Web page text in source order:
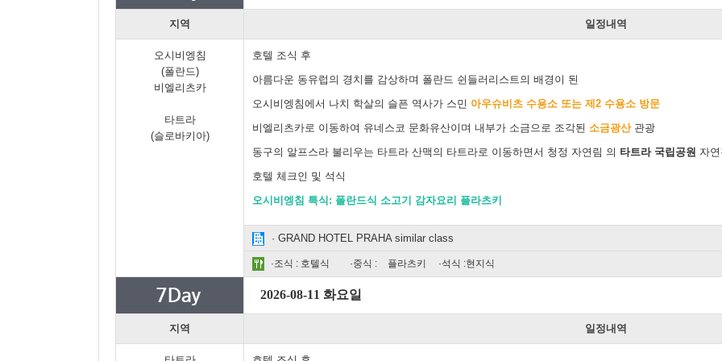
지역 일정내역
오시비엥침
(폴란드)
비엘리츠카
타트라
(슬로바키아)
호텔 조식 후
아름다운 동유럽의 경치를 감상하며 폴란드 쉰들러리스트의 배경이 된
오시비엥침에서 나치 학살의 슬픈 역사가 스민 아우슈비츠 수용소 또는 제2 수용소 방문
비엘리츠카로 이동하여 유네스코 문화유산이며 내부가 소금으로 조각된 소금광산관광
동구의 알프스라 불리우는 타트라 산맥의 타트라로 이동하면서 청정 자연림 의 타트라 국립공원 자
호텔 체크인 및 석식
오시비엥침 특식: 폴란드식 소고기 감자요리 플라츠키
· GRAND HOTEL PRAHA similar class
·조식 : 호텔식 ·중식 : 플라츠키 ·석식 :현지식
2026-08-11 화요일
지역 일정내역